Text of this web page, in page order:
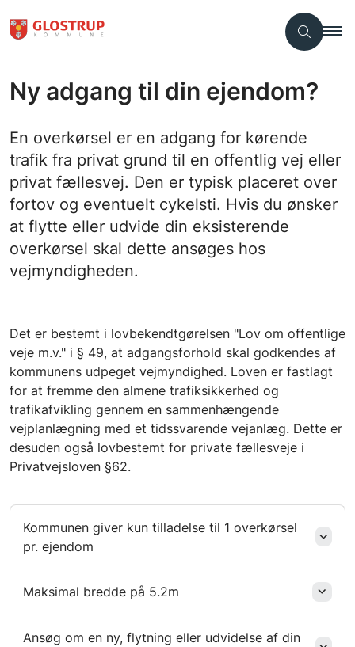
Ny adgang til din ejendom?
En overkørsel er en adgang for kørende
trafik fra privat grund til en offentlig vej eller
privat fællesvej. Den er typisk placeret over
fortov og eventuelt cykelsti. Hvis du ønsker
at flytte eller udvide din eksisterende
overkørsel skal dette ansøges hos
vejmyndigheden.
Det er bestemt i lovbekendtgørelsen "Lov om offentlige
veje m.v." i § 49, at adgangsforhold skal godkendes af
kommunens udpeget vejmyndighed. Loven er fastlagt
for at fremme den almene trafiksikkerhed og
trafikafvikling gennem en sammenhængende
vejplanlægning med et tidssvarende vejanlæg. Dette er
desuden også lovbestemt for private fællesveje i
Privatvejsloven §62.
Kommunen giver kun tilladelse til 1 overkørsel
pr. ejendom
Maksimal bredde på 5.2m
Ansøg om en ny, flytning eller udvidelse af din